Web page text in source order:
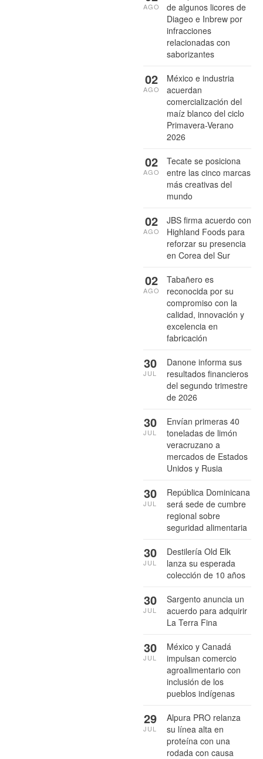
de algunos licores de
Diageo e Inbrew por
infracciones
relacionadas con
saborizantes
AGO
México e industria
acuerdan
comercialización del
maíz blanco del ciclo
Primavera-Verano
2026
02
AGO
Tecate se posiciona
entre las cinco marcas
más creativas del
mundo
02
AGO
JBS firma acuerdo con
Highland Foods para
reforzar su presencia
en Corea del Sur
02
AGO
Tabañero es
reconocida por su
compromiso con la
calidad, innovación y
excelencia en
fabricación
02
AGO
Danone informa sus
resultados financieros
del segundo trimestre
de 2026
30
JUL
Envían primeras 40
toneladas de limón
veracruzano a
mercados de Estados
Unidos y Rusia
30
JUL
República Dominicana
será sede de cumbre
regional sobre
seguridad alimentaria
30
JUL
Destilería Old Elk
lanza su esperada
colección de 10 años
30
JUL
Sargento anuncia un
acuerdo para adquirir
La Terra Fina
30
JUL
México y Canadá
impulsan comercio
agroalimentario con
inclusión de los
pueblos indígenas
30
JUL
Alpura PRO relanza
su línea alta en
proteína con una
rodada con causa
29
JUL